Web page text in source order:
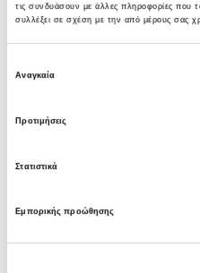
τις συνδυάσουν με άλλες πληροφορίες που
συλλέξει σε σχέση με την από μέρους σας
Αναγκαία
Προτιμήσεις
Στατιστικά
Εμπορικής προώθησης
Νέα σύμβαση
Όμιλος AVAX:
για κτίριο
Όμιλος AVAX:
Ρουμανία